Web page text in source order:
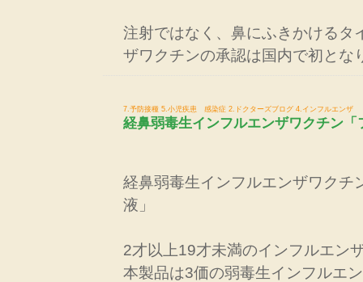
注射ではなく、鼻にふきかけるタ
ザワクチンの承認は国内で初とな
7.予防接種 5.小児疾患 感染症 2.ドクターズブログ 4.インフルエンザ
経鼻弱毒生インフルエンザワクチン「
経鼻弱毒生インフルエンザワクチ
液」
2才以上19才未満のインフルエン
本製品は3価の弱毒生インフルエ